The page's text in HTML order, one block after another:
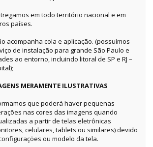
em todo território nacional e em
países.
acompanha cola e aplicação. (possuímos
de instalação para grande São Paulo e
ao entorno, incluindo litoral de SP e RJ –
MERAMENTE ILUSTRATIVAS
que poderá haver pequenas
nas cores das imagens quando
a partir de telas eletrônicas
celulares, tablets ou similares) devido
ou modelo da tela.